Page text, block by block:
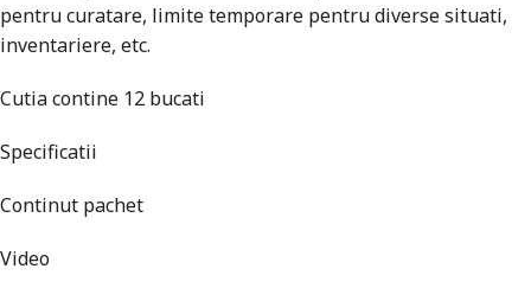
pentru curatare, limite temporare pentru diverse situati,
inventariere, etc.
Cutia contine 12 bucati
Specificatii
Continut pachet
Video